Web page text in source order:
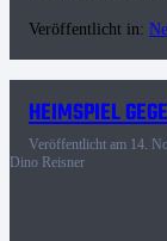
Veröffentlicht in:
HEIMSPIEL
Veröffentlicht am 14.
Dino Reisner